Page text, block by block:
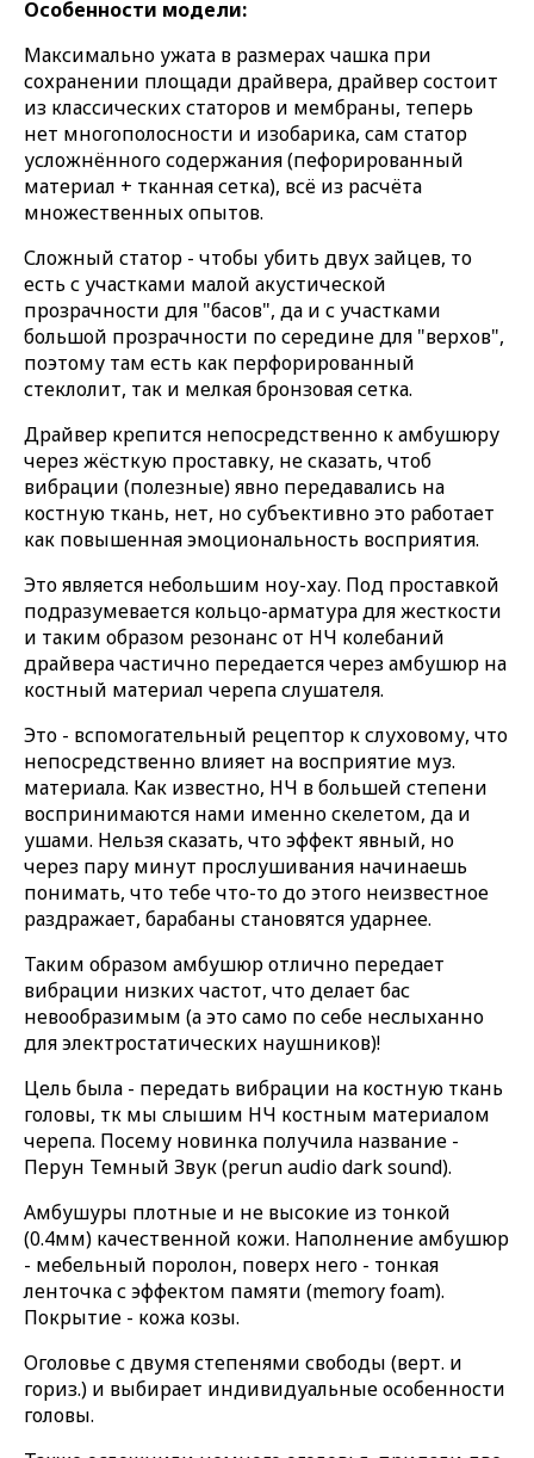
Особенности модели:
Максимально ужата в размерах чашка при
сохранении площади драйвера, драйвер состоит
из классических статоров и мембраны, теперь
нет многополосности и изобарика, сам статор
усложнённого содержания (пефорированный
материал + тканная сетка), всё из расчёта
множественных опытов.
Сложный статор - чтобы убить двух зайцев, то
есть с участками малой акустической
прозрачности для "басов", да и с участками
большой прозрачности по середине для "верхов",
поэтому там есть как перфорированный
стеклолит, так и мелкая бронзовая сетка.
Драйвер крепится непосредственно к амбушюру
через жёсткую проставку, не сказать, чтоб
вибрации (полезные) явно передавались на
костную ткань, нет, но субъективно это работает
как повышенная эмоциональность восприятия.
Это является небольшим ноу-хау. Под проставкой
подразумевается кольцо-арматура для жесткости
и таким образом резонанс от НЧ колебаний
драйвера частично передается через амбушюр на
костный материал черепа слушателя.
Это - вспомогательный рецептор к слуховому, что
непосредственно влияет на восприятие муз.
материала. Как известно, НЧ в большей степени
воспринимаются нами именно скелетом, да и
ушами. Нельзя сказать, что эффект явный, но
через пару минут прослушивания начинаешь
понимать, что тебе что-то до этого неизвестное
раздражает, барабаны становятся ударнее.
Таким образом амбушюр отлично передает
вибрации низких частот, что делает бас
невообразимым (а это само по себе неслыханно
для электростатических наушников)!
Цель была - передать вибрации на костную ткань
головы, тк мы слышим НЧ костным материалом
черепа. Посему новинка получила название -
Перун Темный Звук (perun audio dark sound).
Амбушуры плотные и не высокие из тонкой
(0.4мм) качественной кожи. Наполнение амбушюр
- мебельный поролон, поверх него - тонкая
ленточка с эффектом памяти (memory foam).
Покрытие - кожа козы.
Оголовье с двумя степенями свободы (верт. и
гориз.) и выбирает индивидуальные особенности
головы.